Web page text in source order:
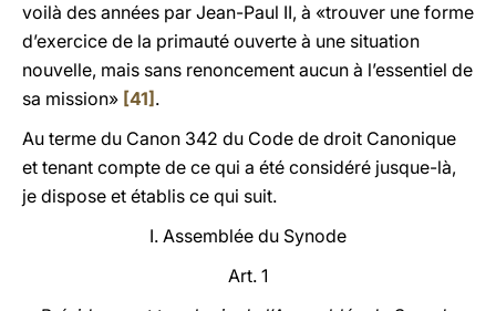
voilà des années par Jean-Paul II, à «trouver une forme
d’exercice de la primauté ouverte à une situation
nouvelle, mais sans renoncement aucun à l’essentiel de
sa mission» [41] .
Au terme du Canon 342 du Code de droit Canonique
et tenant compte de ce qui a été considéré jusque-là,
je dispose et établis ce qui suit.
I. Assemblée du Synode
Art. 1